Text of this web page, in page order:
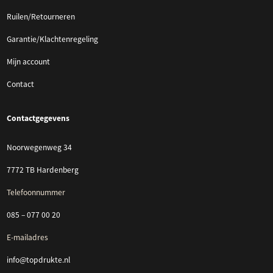
Ruilen/Retourneren
Garantie/Klachtenregeling
Mijn account
Contact
Contactgegevens
Noorwegenweg 34
7772 TB Hardenberg
Telefoonnummer
085 – 077 00 20
E-mailadres
info@topdrukte.nl